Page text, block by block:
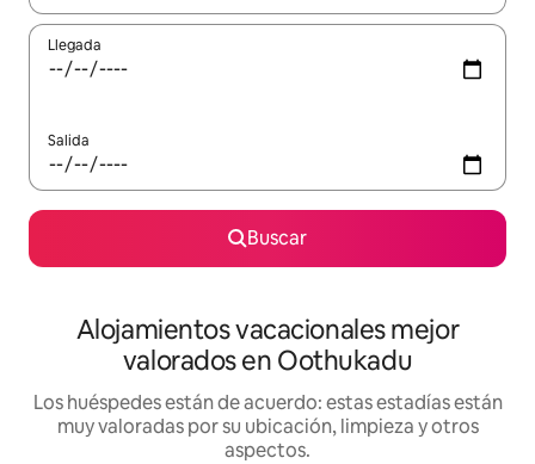
Llegada
Salida
Buscar
Alojamientos vacacionales mejor
valorados en Oothukadu
Los huéspedes están de acuerdo: estas estadías están
muy valoradas por su ubicación, limpieza y otros
aspectos.